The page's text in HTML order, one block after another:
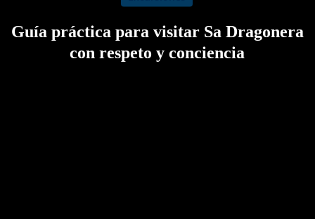
Guía práctica para visitar Sa Dragonera
con respeto y conciencia